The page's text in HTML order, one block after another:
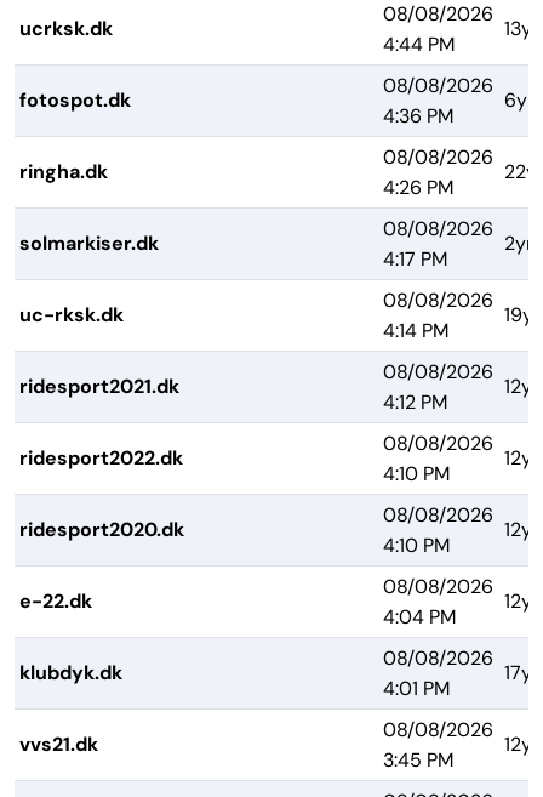
ucrksk.dk
08/08/2026
4:44 PM
fotospot.dk
08/08/2026
4:36 PM
6yrs
ringha.dk
08/08/2026
4:26 PM
solmarkiser.dk
08/08/2026
4:17 PM
2yrs
uc-rksk.dk
08/08/2026
4:14 PM
ridesport2021.dk
08/08/2026
4:12 PM
ridesport2022.dk
08/08/2026
4:10 PM
ridesport2020.dk
08/08/2026
4:10 PM
e-22.dk
08/08/2026
4:04 PM
klubdyk.dk
08/08/2026
4:01 PM
vvs21.dk
08/08/2026
3:45 PM